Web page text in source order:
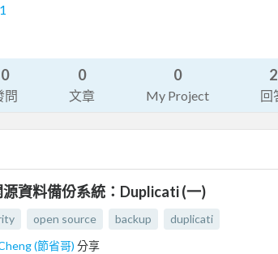
0
問
0
文章
0
My Project
2
回
源資料備份系統：Duplicati (一)
open source backup
duplicati
(節省哥) 分享